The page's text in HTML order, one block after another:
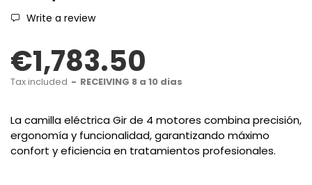
Write a review
€1,783.50
Tax included RECEIVING 8 a 10 dias
La camilla eléctrica Gir de 4 motores combina precisión,
ergonomía y funcionalidad, garantizando máximo
confort y eficiencia en tratamientos profesionales.